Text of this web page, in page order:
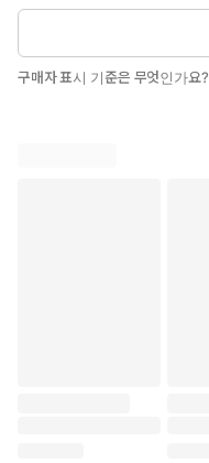
구매자 표시 기준은 무엇인가요?